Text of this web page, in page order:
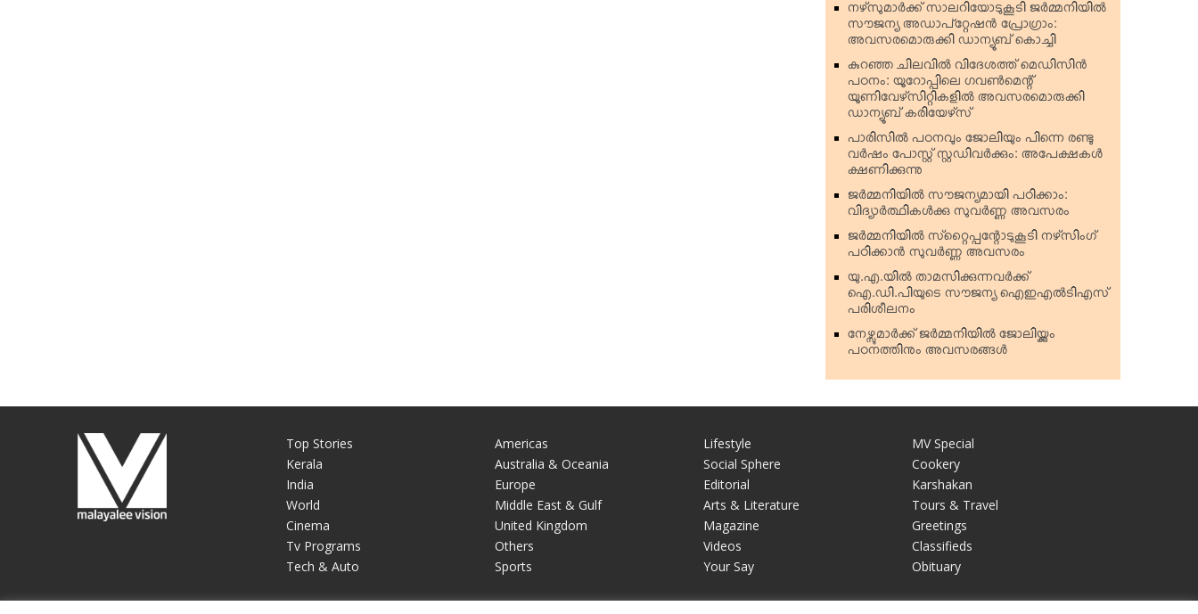
നഴ്‌സുമാര്‍ക്ക് സാലറിയോടുകൂടി ജര്‍മ്മനിയില്‍
സൗജന്യ അഡാപ്റ്റേഷന്‍ പ്രോഗ്രാം:
അവസരമൊരുക്കി ഡാന്യൂബ് കൊച്ചി
കുറഞ്ഞ ചിലവില്‍ വിദേശത്ത് മെഡിസിന്‍
പഠനം: യൂറോപ്പിലെ ഗവണ്‍മെന്റ്
യൂണിവേഴ്‌സിറ്റികളില്‍ അവസരമൊരുക്കി
ഡാന്യൂബ് കരിയേഴ്‌സ്
പാരിസില്‍ പഠനവും ജോലിയും പിന്നെ രണ്ടു
വര്‍ഷം പോസ്റ്റ് സ്റ്റഡിവര്‍ക്കും: അപേക്ഷകള്‍
ക്ഷണിക്കുന്നു
ജര്‍മ്മനിയില്‍ സൗജന്യമായി പഠിക്കാം:
വിദ്യാര്‍ത്ഥികള്‍ക്കു സുവര്‍ണ്ണ അവസരം
ജര്‍മ്മനിയില്‍ സ്‌റ്റൈപ്പന്റോടുകൂടി നഴ്‌സിംഗ്
പഠിക്കാന്‍ സുവര്‍ണ്ണ അവസരം
യു.എ.യില്‍ താമസിക്കുന്നവര്‍ക്ക്
ഐ.ഡി.പിയുടെ സൗജന്യ ഐഇഎല്‍ടിഎസ്
പരിശീലനം
നേഴ്സുമാര്‍ക്ക് ജര്‍മ്മനിയില്‍ ജോലിയ്ക്കും
പഠനത്തിനും അവസരങ്ങള്‍
Top Stories
Kerala
India
World
Cinema
Tv Programs
Tech & Auto
Americas
Australia & Oceania
Europe
Middle East & Gulf
United Kingdom
Others
Sports
Lifestyle
Social Sphere
Editorial
Arts & Literature
Magazine
Videos
Your Say
MV Special
Cookery
Karshakan
Tours & Travel
Greetings
Classifieds
Obituary